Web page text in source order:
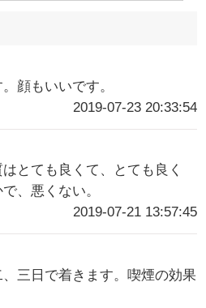
顔もいいです。
2019-07-23 20:33:54
とても良くて、とても良く
、悪くない。
2019-07-21 13:57:45
三日で着きます。喫煙の効果